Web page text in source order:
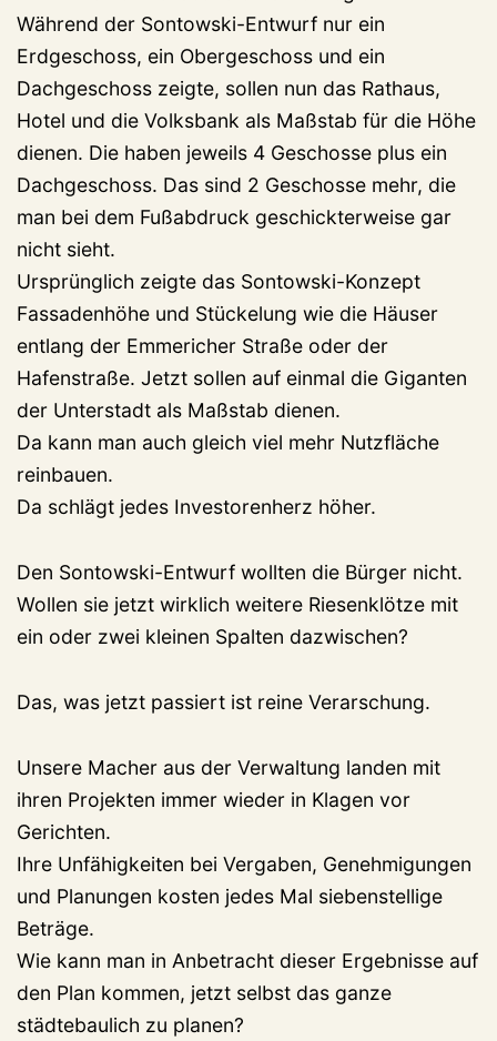
Während der Sontowski-Entwurf nur ein
Erdgeschoss, ein Obergeschoss und ein
Dachgeschoss zeigte, sollen nun das Rathaus,
Hotel und die Volksbank als Maßstab für die Höhe
dienen. Die haben jeweils 4 Geschosse plus ein
Dachgeschoss. Das sind 2 Geschosse mehr, die
man bei dem Fußabdruck geschickterweise gar
nicht sieht.
Ursprünglich zeigte das Sontowski-Konzept
Fassadenhöhe und Stückelung wie die Häuser
entlang der Emmericher Straße oder der
Hafenstraße. Jetzt sollen auf einmal die Giganten
der Unterstadt als Maßstab dienen.
Da kann man auch gleich viel mehr Nutzfläche
reinbauen.
Da schlägt jedes Investorenherz höher.
Den Sontowski-Entwurf wollten die Bürger nicht.
Wollen sie jetzt wirklich weitere Riesenklötze mit
ein oder zwei kleinen Spalten dazwischen?
Das, was jetzt passiert ist reine Verarschung.
Unsere Macher aus der Verwaltung landen mit
ihren Projekten immer wieder in Klagen vor
Gerichten.
Ihre Unfähigkeiten bei Vergaben, Genehmigungen
und Planungen kosten jedes Mal siebenstellige
Beträge.
Wie kann man in Anbetracht dieser Ergebnisse auf
den Plan kommen, jetzt selbst das ganze
städtebaulich zu planen?